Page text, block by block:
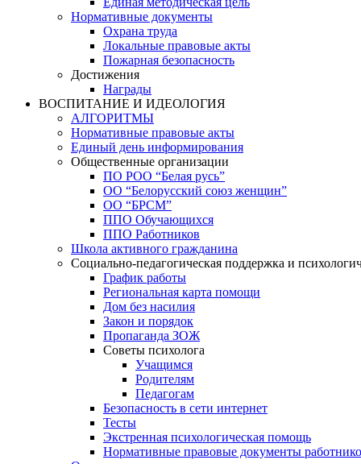
Нормативные документы
Охрана труда
Локальные правовые акты
Пожарная безопасность
Достижения
Награды
ВОСПИТАНИЕ И ИДЕОЛОГИЯ
АЛГОРИТМЫ
Нормативные правовые акты
Единый день информирования
Общественные организации
ПО РОО “Белая русь”
ОО “Белорусский союз женщин”
ОО “БРСМ”
ППО Обучающихся
ППО Работников
Школа активного гражданина
Социально-педагогическая поддержка и
График работы
Региональная карта помощи
Дом без насилия
Закон и порядок
Пропаганда ЗОЖ
Советы психолога
Учащимся
Родителям
Педагогам
Безопасность в сети интернет
Тесты
Экстренная психологическая помощь
Нормативные правовые документы